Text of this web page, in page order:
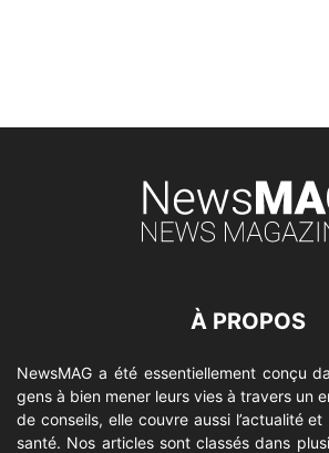
À PROPOS
NewsMAG a été essentiellement conçu
gens à bien mener leurs vies à travers un
de conseils, elle couvre aussi l’actualité
santé. Nos articles sont classés dans